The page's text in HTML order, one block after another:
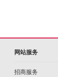
网站服务
招商服务